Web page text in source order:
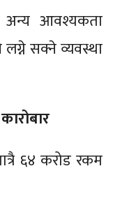
अन्य आवश्यकता
सक्ने व्यवस्था
६४ करोड रकम